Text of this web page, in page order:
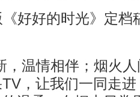
，温情相伴；烟火
，让我们一同走